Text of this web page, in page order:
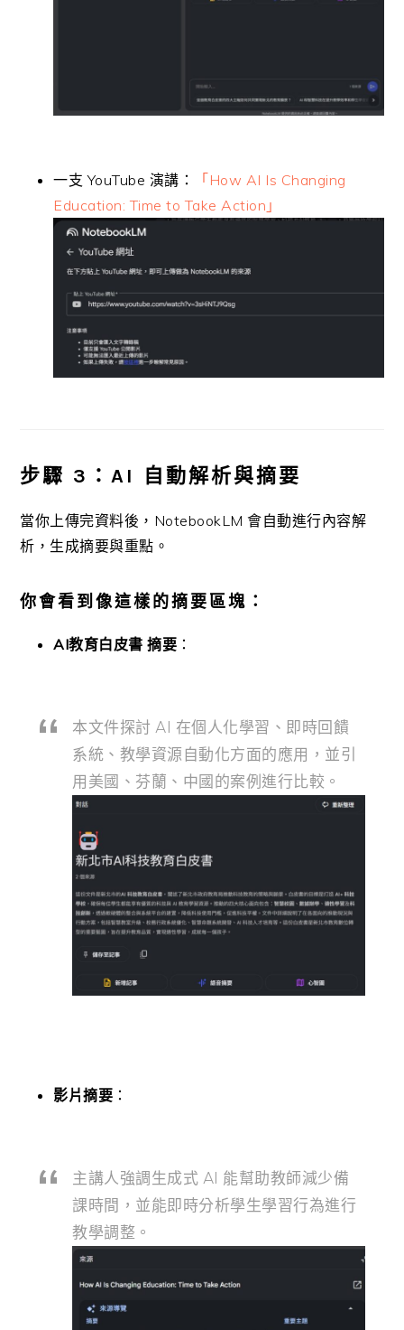
一支 YouTube 演講：
「How AI Is Changing
Education: Time to Take Action」
步驟 3：AI 自動解析與摘要
當你上傳完資料後，NotebookLM 會自動進行內容解
析，生成摘要與重點。
你會看到像這樣的摘要區塊：
AI教育白皮書 摘要 ：
本文件探討 AI 在個人化學習、即時回饋
系統、教學資源自動化方面的應用，並引
用美國、芬蘭、中國的案例進行比較。
影片摘要 ：
主講人強調生成式 AI 能幫助教師減少備
課時間，並能即時分析學生學習行為進行
教學調整。